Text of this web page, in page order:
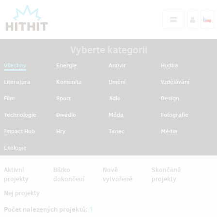
Všechny Energie Antivir
Hudba
Literatura
Komunita Umění
Vzdělávání
Film
Sport Jídlo
Design
Technologie
Divadlo Móda
Fotografie
Impact Hub
Hry Tanec
Média
Ekologie
Aktivní
projekty
Blízko
dokončení
Nově
vytvořené
Skončené
projekty
Nej projekty
Počet nalezených projektů: 1